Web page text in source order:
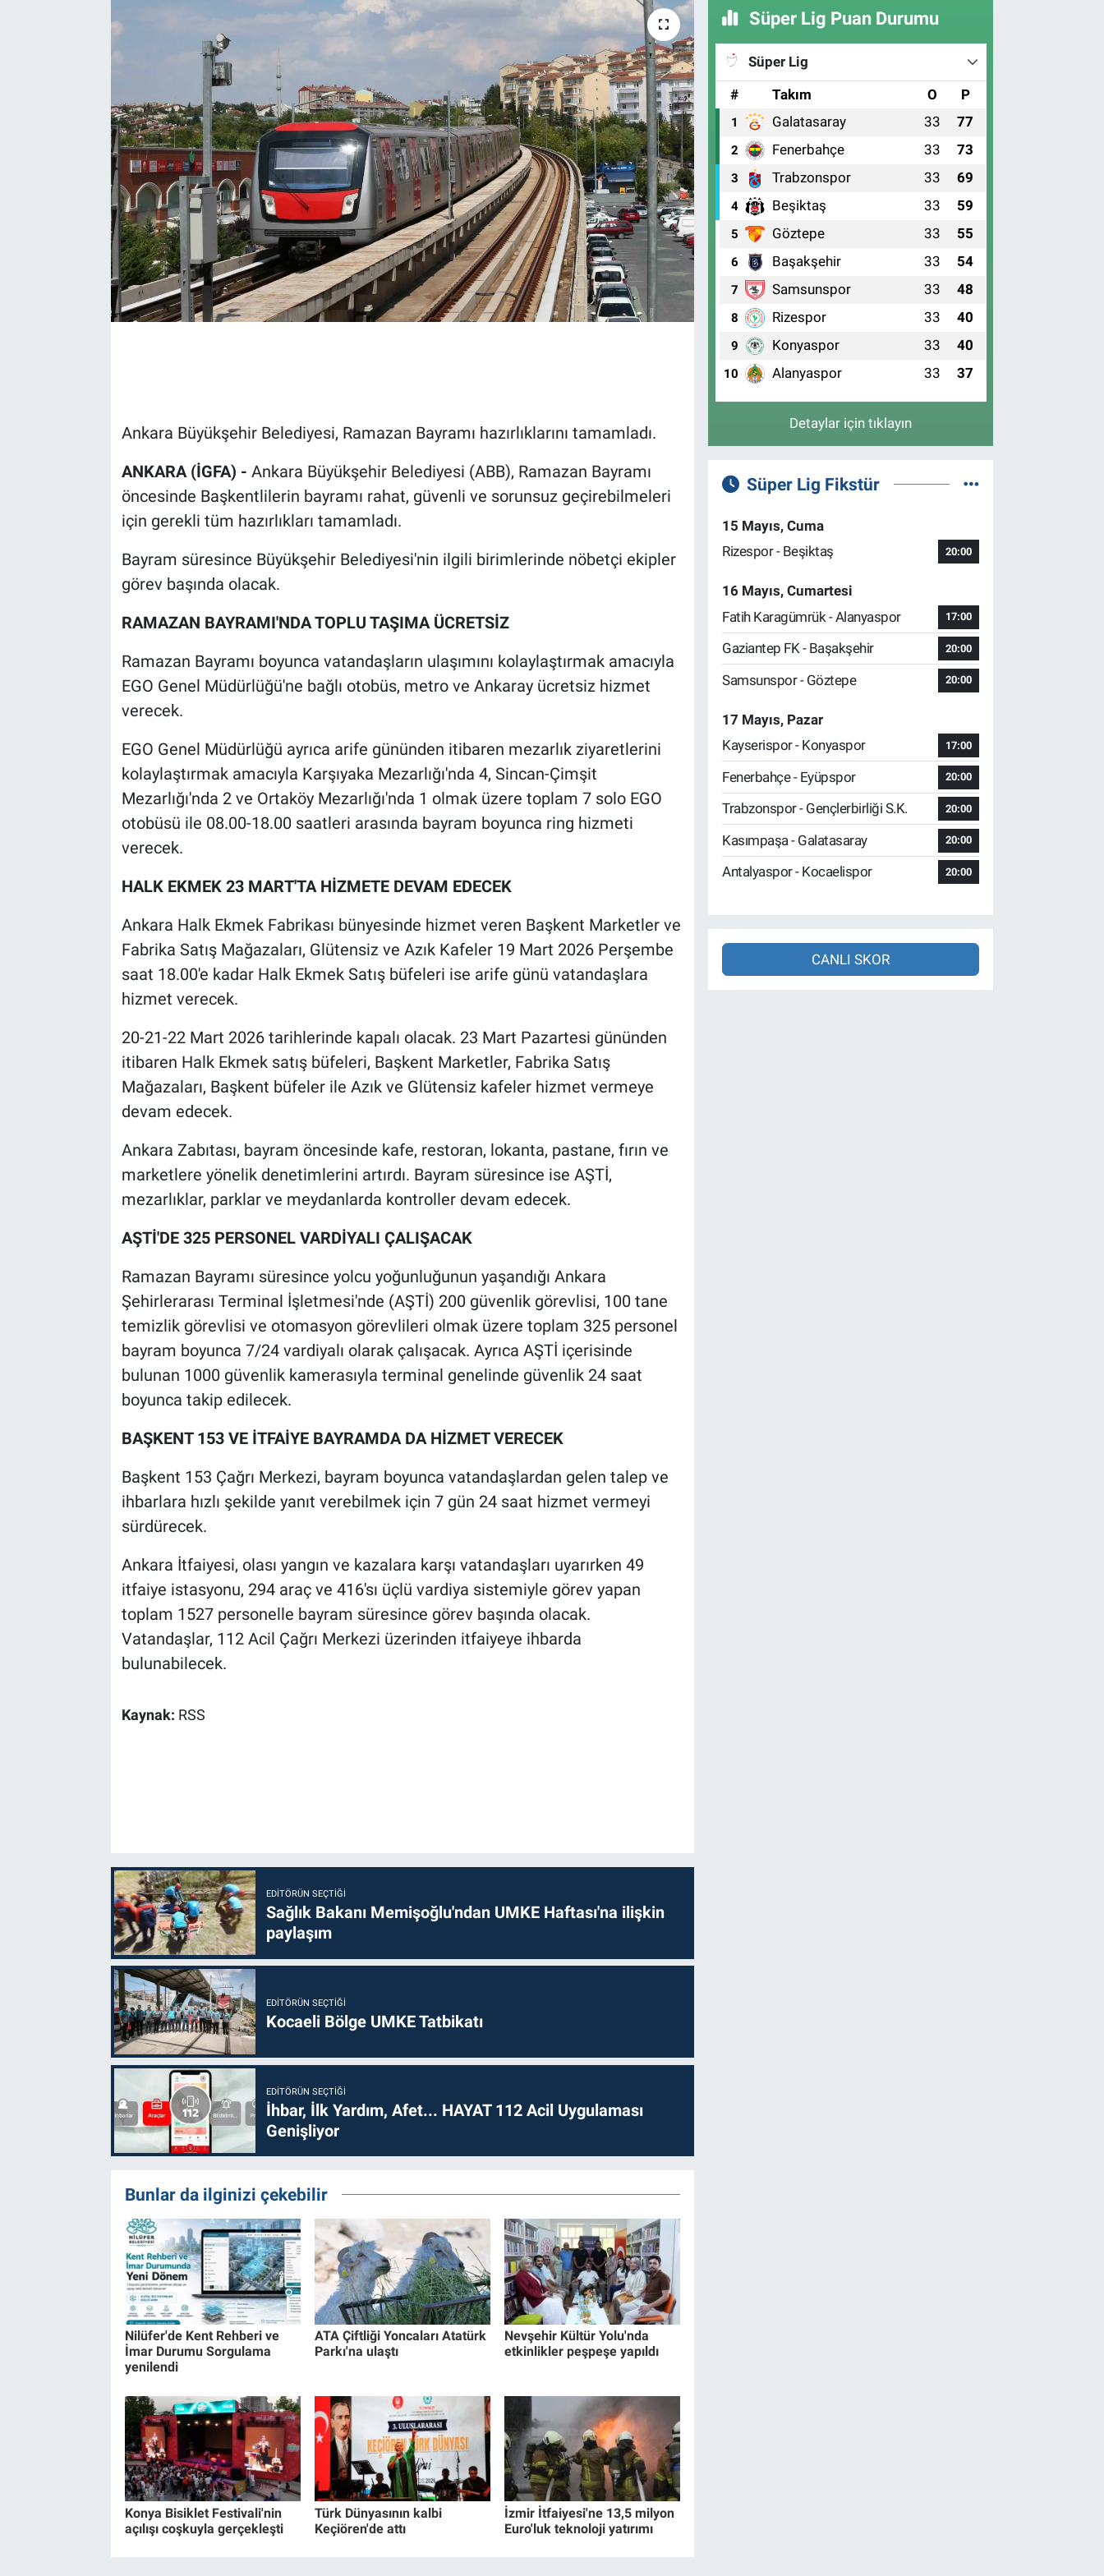
Ankara Büyükşehir Belediyesi, Ramazan Bayramı hazırlıklarını tamamladı.
ANKARA (İGFA) - Ankara Büyükşehir Belediyesi (ABB), Ramazan Bayramı
öncesinde Başkentlilerin bayramı rahat, güvenli ve sorunsuz geçirebilmeleri
için gerekli tüm hazırlıkları tamamladı.
Bayram süresince Büyükşehir Belediyesi'nin ilgili birimlerinde nöbetçi ekipler
görev başında olacak.
RAMAZAN BAYRAMI'NDA TOPLU TAŞIMA ÜCRETSİZ
Ramazan Bayramı boyunca vatandaşların ulaşımını kolaylaştırmak amacıyla
EGO Genel Müdürlüğü'ne bağlı otobüs, metro ve Ankaray ücretsiz hizmet
verecek.
EGO Genel Müdürlüğü ayrıca arife gününden itibaren mezarlık ziyaretlerini
kolaylaştırmak amacıyla Karşıyaka Mezarlığı'nda 4, Sincan-Çimşit
Mezarlığı'nda 2 ve Ortaköy Mezarlığı'nda 1 olmak üzere toplam 7 solo EGO
otobüsü ile 08.00-18.00 saatleri arasında bayram boyunca ring hizmeti
verecek.
HALK EKMEK 23 MART'TA HİZMETE DEVAM EDECEK
Ankara Halk Ekmek Fabrikası bünyesinde hizmet veren Başkent Marketler ve
Fabrika Satış Mağazaları, Glütensiz ve Azık Kafeler 19 Mart 2026 Perşembe
saat 18.00'e kadar Halk Ekmek Satış büfeleri ise arife günü vatandaşlara
hizmet verecek.
20-21-22 Mart 2026 tarihlerinde kapalı olacak. 23 Mart Pazartesi gününden
itibaren Halk Ekmek satış büfeleri, Başkent Marketler, Fabrika Satış
Mağazaları, Başkent büfeler ile Azık ve Glütensiz kafeler hizmet vermeye
devam edecek.
Ankara Zabıtası, bayram öncesinde kafe, restoran, lokanta, pastane, fırın ve
marketlere yönelik denetimlerini artırdı. Bayram süresince ise AŞTİ,
mezarlıklar, parklar ve meydanlarda kontroller devam edecek.
AŞTİ'DE 325 PERSONEL VARDİYALI ÇALIŞACAK
Ramazan Bayramı süresince yolcu yoğunluğunun yaşandığı Ankara
Şehirlerarası Terminal İşletmesi'nde (AŞTİ) 200 güvenlik görevlisi, 100 tane
temizlik görevlisi ve otomasyon görevlileri olmak üzere toplam 325 personel
bayram boyunca 7/24 vardiyalı olarak çalışacak. Ayrıca AŞTİ içerisinde
bulunan 1000 güvenlik kamerasıyla terminal genelinde güvenlik 24 saat
boyunca takip edilecek.
BAŞKENT 153 VE İTFAİYE BAYRAMDA DA HİZMET VERECEK
Başkent 153 Çağrı Merkezi, bayram boyunca vatandaşlardan gelen talep ve
ihbarlara hızlı şekilde yanıt verebilmek için 7 gün 24 saat hizmet vermeyi
sürdürecek.
Ankara İtfaiyesi, olası yangın ve kazalara karşı vatandaşları uyarırken 49
itfaiye istasyonu, 294 araç ve 416'sı üçlü vardiya sistemiyle görev yapan
toplam 1527 personelle bayram süresince görev başında olacak.
Vatandaşlar, 112 Acil Çağrı Merkezi üzerinden itfaiyeye ihbarda
bulunabilecek.
Kaynak: RSS
EDITÖRÜN SEÇTIĞI
Sağlık Bakanı Memişoğlu'ndan UMKE Haftası'na ilişkin
paylaşım
EDITÖRÜN SEÇTIĞI
Kocaeli Bölge UMKE Tatbikatı
EDITÖRÜN SEÇTIĞI
İhbar, İlk Yardım, Afet... HAYAT 112 Acil Uygulaması
Genişliyor
Bunlar da ilginizi çekebilir
Nilüfer'de Kent Rehberi ve
İmar Durumu Sorgulama
yenilendi
ATA Çiftliği Yoncaları Atatürk
Parkı'na ulaştı
Nevşehir Kültür Yolu'nda
etkinlikler peşpeşe yapıldı
Konya Bisiklet Festivali'nin
açılışı coşkuyla gerçekleşti
Türk Dünyasının kalbi
Keçiören'de attı
İzmir İtfaiyesi'ne 13,5 milyon
Euro'luk teknoloji yatırımı
Süper Lig Puan Durumu
Süper Lig
#
Takım O P
1 Galatasaray 33 77
2 Fenerbahçe 33 73
3 Trabzonspor 33 69
4 Beşiktaş 33 59
5 Göztepe 33 55
6 Başakşehir 33 54
7 Samsunspor 33 48
8 Rizespor 33 40
9 Konyaspor 33 40
10 Alanyaspor 33 37
Detaylar için tıklayın
Süper Lig Fikstür
15 Mayıs, Cuma
Rizespor - Beşiktaş
20:00
16 Mayıs, Cumartesi
Fatih Karagümrük - Alanyaspor
17:00
Gaziantep FK - Başakşehir 20:00
Samsunspor - Göztepe 20:00
17 Mayıs, Pazar
Kayserispor - Konyaspor
17:00
Fenerbahçe - Eyüpspor 20:00
Trabzonspor - Gençlerbirliği S.K. 20:00
Kasımpaşa - Galatasaray 20:00
Antalyaspor - Kocaelispor 20:00
CANLI SKOR